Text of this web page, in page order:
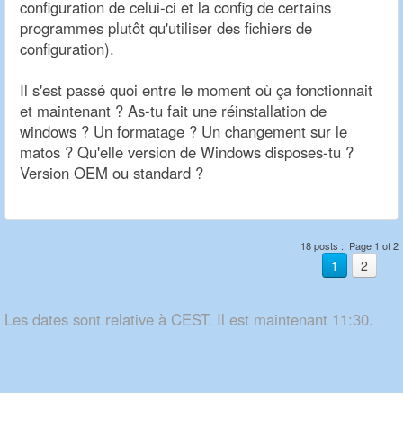
configuration de celui-ci et la config de certains
programmes plutôt qu'utiliser des fichiers de
configuration).
Il s'est passé quoi entre le moment où ça fonctionnait
et maintenant ? As-tu fait une réinstallation de
windows ? Un formatage ? Un changement sur le
matos ? Qu'elle version de Windows disposes-tu ?
Version OEM ou standard ?
18 posts :: Page 1 of 2
1 2
Les dates sont relative à CEST. Il est maintenant 11:30.